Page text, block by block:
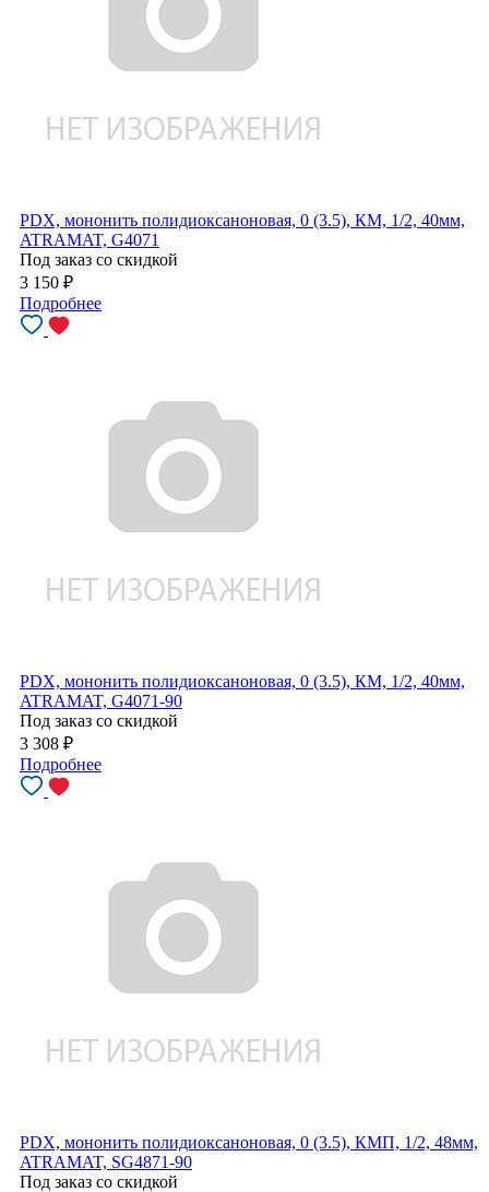
PDX, мононить полидиоксаноновая, 0 (3.5), КМ, 1/2, 40мм,
ATRAMAT, G4071
Под заказ со скидкой
3 150 ₽
Подробнее
PDX, мононить полидиоксаноновая, 0 (3.5), КМ, 1/2, 40мм,
ATRAMAT, G4071-90
Под заказ со скидкой
3 308 ₽
Подробнее
PDX, мононить полидиоксаноновая, 0 (3.5), КМП, 1/2, 48мм,
ATRAMAT, SG4871-90
Под заказ со скидкой